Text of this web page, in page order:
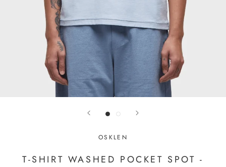
OSKLEN
T-SHIRT WASHED POCKET SPOT -